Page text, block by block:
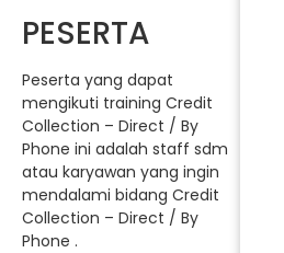
PESERTA
Peserta yang dapat
mengikuti training Credit
Collection – Direct / By
Phone ini adalah staff sdm
atau karyawan yang ingin
mendalami bidang Credit
Collection – Direct / By
Phone .